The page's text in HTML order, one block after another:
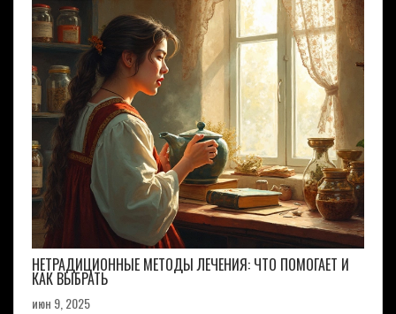
НЕТРАДИЦИОННЫЕ МЕТОДЫ ЛЕЧЕНИЯ: ЧТО ПОМОГАЕТ И
КАК ВЫБРАТЬ
июн 9, 2025